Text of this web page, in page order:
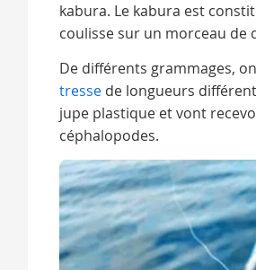
kabura. Le kabura est
coulisse sur un morceau de
De différents grammages,
tresse de longueurs
jupe plastique et vont
céphalopodes.